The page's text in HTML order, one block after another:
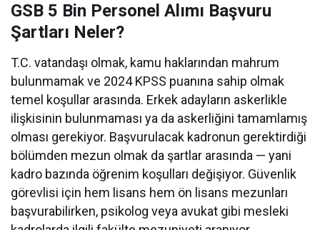
GSB 5 Bin Personel Alımı Başvuru
Şartları Neler?
T.C. vatandaşı olmak, kamu haklarından mahrum
bulunmamak ve 2024 KPSS puanına sahip olmak
temel koşullar arasında. Erkek adayların askerlikle
ilişkisinin bulunmaması ya da askerliğini tamamlamış
olması gerekiyor. Başvurulacak kadronun gerektirdiği
bölümden mezun olmak da şartlar arasında — yani
kadro bazında öğrenim koşulları değişiyor. Güvenlik
görevlisi için hem lisans hem ön lisans mezunları
başvurabilirken, psikolog veya avukat gibi mesleki